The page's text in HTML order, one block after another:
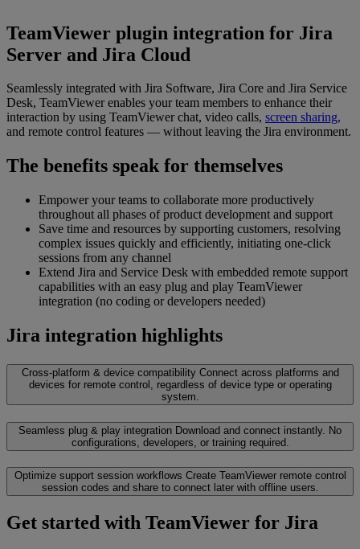
TeamViewer plugin integration for Jira
Server and Jira Cloud
Seamlessly integrated with Jira Software, Jira Core and Jira Service
Desk, TeamViewer enables your team members to enhance their
interaction by using TeamViewer chat, video calls, screen sharing,
and remote control features — without leaving the Jira environment.
The benefits speak for themselves
Empower your teams to collaborate more productively
throughout all phases of product development and support
Save time and resources by supporting customers, resolving
complex issues quickly and efficiently, initiating one-click
sessions from any channel
Extend Jira and Service Desk with embedded remote support
capabilities with an easy plug and play TeamViewer
integration (no coding or developers needed)
Jira integration highlights
Cross-platform & device compatibility Connect across platforms and
devices for remote control, regardless of device type or operating
system.
Seamless plug & play integration Download and connect instantly. No
configurations, developers, or training required.
Optimize support session workflows Create TeamViewer remote control
session codes and share to connect later with offline users.
Get started with TeamViewer for Jira